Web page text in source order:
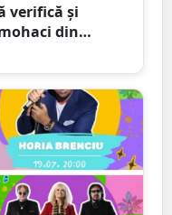
verifică și
din
a reușit să
2023